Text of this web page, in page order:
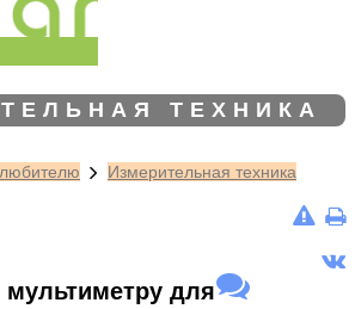
ТЕХНИКА
Измерительная техника
мультиметру для